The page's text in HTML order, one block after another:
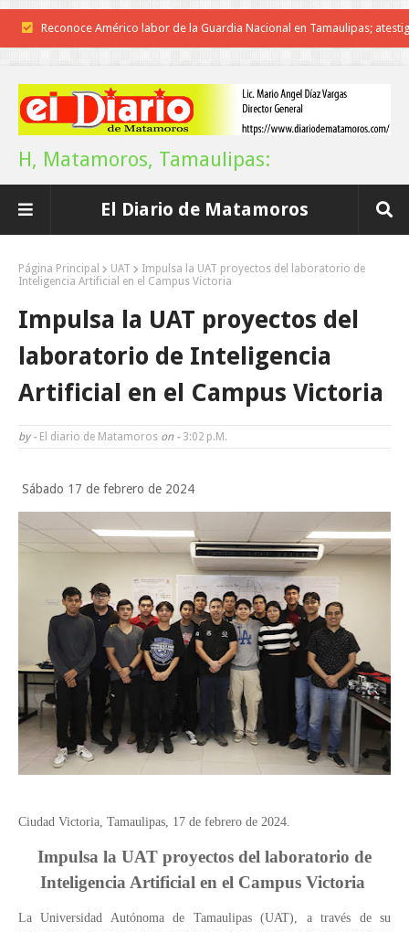
Reconoce Américo labor de la Guardia Nacional en Tamaulipas;
Brindará Familia UAT un moderno espacio con sentido humano en
A Tamaulipas…le llueve sobre mojado
Instala Sector Salud Comité Estatal de Calidad en Salud para
colonia Carlos Salinas de Gortari
La UAT, Gobierno del Estado y ganaderos consolidan proyecto
Martes en Tu Colonia Renovado acerca servicios y atención directa a
familias de Matamoros
La ONU publica Segundo Informe Subnacional de Tamaulipas
Disney reconoce a nivel mundial talento de estudiante de la UAT
Ayuntamiento entrega apoyos del programa "Ruta Segura,
la Educación"
Domingo, 9 Agosto
H, Matamoros, Tamaulipas:
El Diario de Matamoros
Página Principal UAT
Impulsa la UAT proyectos del laboratorio de
Inteligencia Artificial en el Campus Victoria
Impulsa la UAT proyectos del
laboratorio de Inteligencia
Artificial en el Campus Victoria
by - El diario de Matamoros on - 3:02 P.m.
Sábado 17 de febrero de 2024
Ciudad Victoria, Tamaulipas, 17 de febrero de 2024.
Impulsa la UAT proyectos del laboratorio de
Inteligencia Artificial en el Campus Victoria
La Universidad Autónoma de Tamaulipas (UAT), a través de su